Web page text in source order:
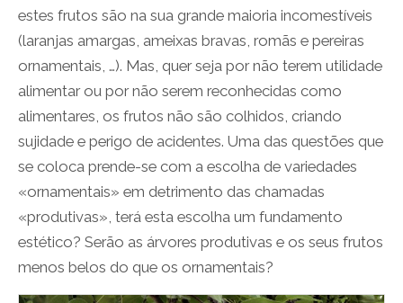
estes frutos são na sua grande maioria incomestíveis
(laranjas amargas, ameixas bravas, romãs e pereiras
ornamentais, …). Mas, quer seja por não terem utilidade
alimentar ou por não serem reconhecidas como
alimentares, os frutos não são colhidos, criando
sujidade e perigo de acidentes. Uma das questões que
se coloca prende-se com a escolha de variedades
«ornamentais» em detrimento das chamadas
«produtivas», terá esta escolha um fundamento
estético? Serão as árvores produtivas e os seus frutos
menos belos do que os ornamentais?